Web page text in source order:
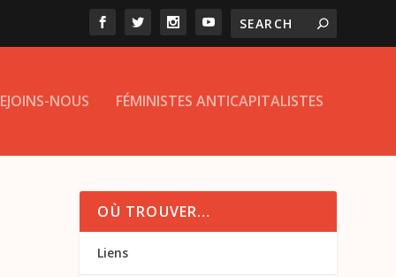
NOUS FÉMINISTES ANTICAPITALISTES
OÙ TROUVER…
Liens